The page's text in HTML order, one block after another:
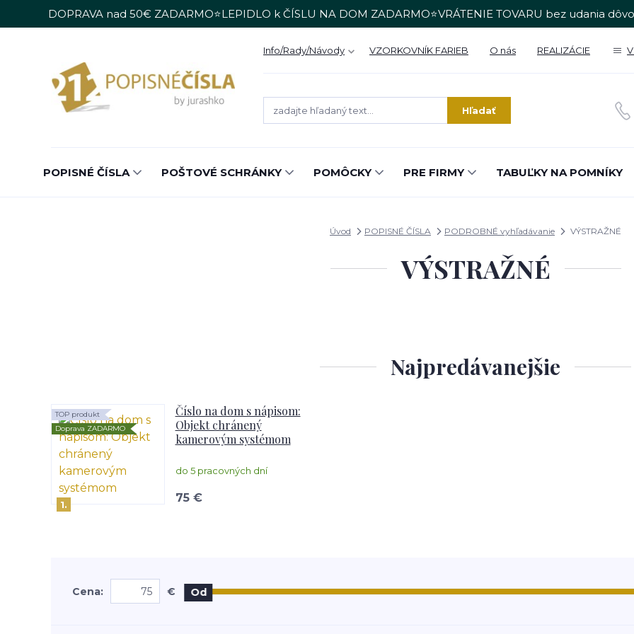
DOPRAVA nad 50€ ZADARMO⭐LEPIDLO k ČÍSLU NA DOM ZADARMO⭐VRÁTENIE TOVARU bez udania
Info/Rady/Návody VZORKOVNÍK FARIEB O nás REALIZÁCIE
Hľadať
POPISNÉ ČÍSLA POŠTOVÉ SCHRÁNKY POMÔCKY PRE FIRMY TABUĽKY NA POMNÍKY
Úvod POPISNÉ ČÍSLA PODROBNÉ vyhľadávanie VÝSTRAŽNÉ
VÝSTRAŽNÉ
Najpredávanejšie
1.
Číslo na dom s nápisom:
Objekt chránený
kamerovým systémom
do 5 pracovných dní
TOP produkt
Doprava ZADARMO
75 €
Cena: € Od